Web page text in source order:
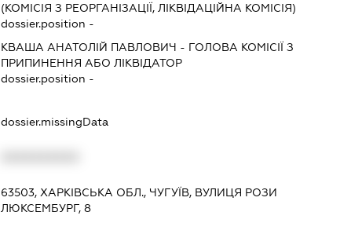
(КОМІСІЯ З РЕОРГАНІЗАЦІЇ, ЛІКВІДАЦІЙНА КОМІСІЯ)
dossier.position -
КВАША АНАТОЛІЙ ПАВЛОВИЧ - ГОЛОВА КОМІСІЇ З
ПРИПИНЕННЯ АБО ЛІКВІДАТОР
dossier.position -
dossier.missingData
63503, ХАРКІВСЬКА ОБЛ., ЧУГУЇВ, ВУЛИЦЯ РОЗИ
ЛЮКСЕМБУРГ, 8